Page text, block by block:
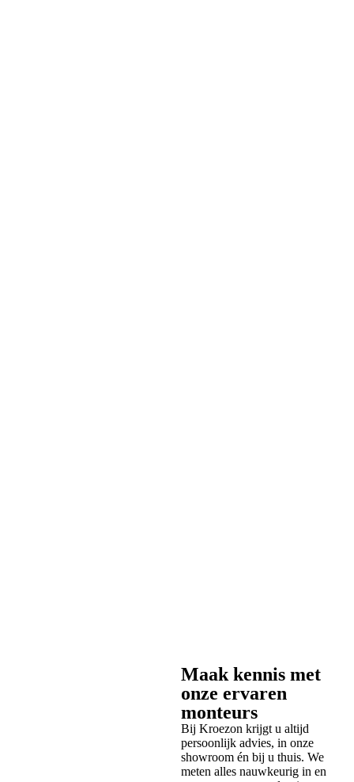
Maak kennis met
onze ervaren
monteurs
Bij Kroezon krijgt u altijd
persoonlijk advies, in onze
showroom én bij u thuis. We
meten alles nauwkeurig in en